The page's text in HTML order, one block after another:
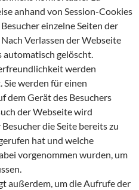
anhand von Session-Cookies
einzelne Seiten der
Verlassen der Webseite
automatisch gelöscht.
werden
werden für einen
dem Gerät des Besuchers
der Webseite wird
die Seite bereits zu
hat und welche
vorgenommen wurden, um
außerdem, um die Aufrufe der